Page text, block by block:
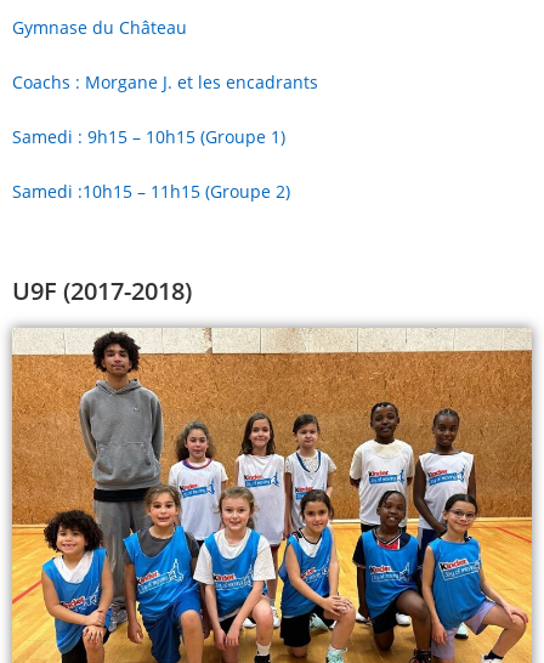
Gymnase du Château
Coachs : Morgane J. et les encadrants
Samedi : 9h15 – 10h15 (Groupe 1)
Samedi :10h15 – 11h15 (Groupe 2)
U9F (2017-2018)